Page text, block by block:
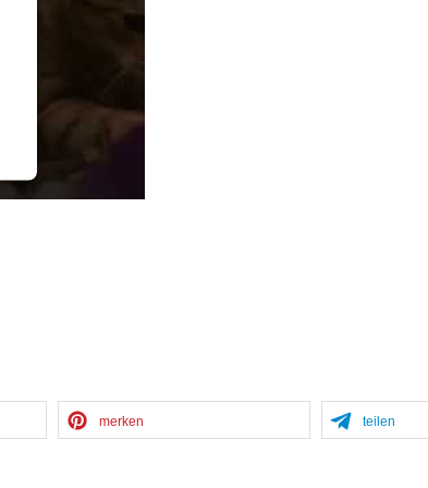
merken teilen